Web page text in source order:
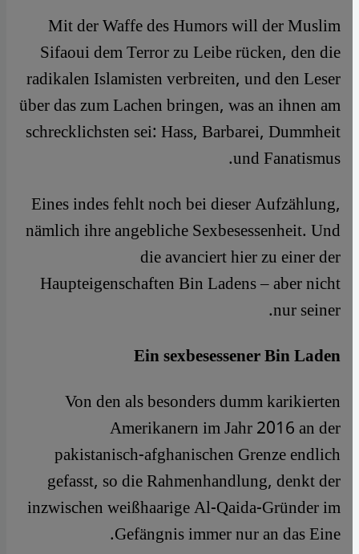
Mit der Waffe des Humors will der Muslim
Sifaoui dem Terror zu Leibe rücken, den die
radikalen Islamisten verbreiten, und den Leser
über das zum Lachen bringen, was an ihnen am
schrecklichsten sei: Hass, Barbarei, Dummheit
und Fanatismus.
Eines indes fehlt noch bei dieser Aufzählung,
nämlich ihre angebliche Sexbesessenheit. Und
die avanciert hier zu einer der
Haupteigenschaften Bin Ladens – aber nicht
nur seiner.
Ein sexbesessener Bin Laden
Von den als besonders dumm karikierten
Amerikanern im Jahr 2016 an der
pakistanisch-afghanischen Grenze endlich
gefasst, so die Rahmenhandlung, denkt der
inzwischen weißhaarige Al-Qaida-Gründer im
Gefängnis immer nur an das Eine.